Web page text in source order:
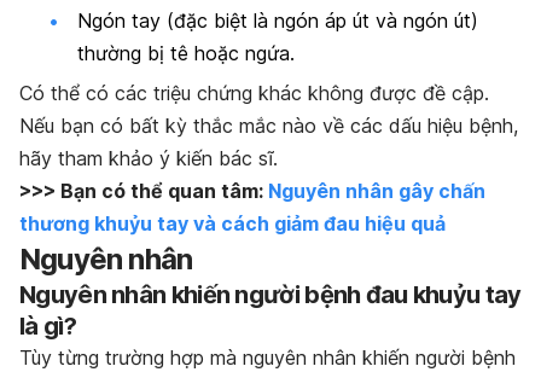
Ngón tay (đặc biệt là ngón áp út và ngón út)
thường bị tê hoặc ngứa.
Có thể có các triệu chứng khác không được đề cập.
Nếu bạn có bất kỳ thắc mắc nào về các dấu hiệu bệnh,
hãy tham khảo ý kiến bác sĩ.
>>> Bạn có thể quan tâm: Nguyên nhân gây chấn
thương khuỷu tay và cách giảm đau hiệu quả
Nguyên nhân
Nguyên nhân khiến người bệnh đau khuỷu tay
là gì?
Tùy từng trường hợp mà nguyên nhân khiến người bệnh